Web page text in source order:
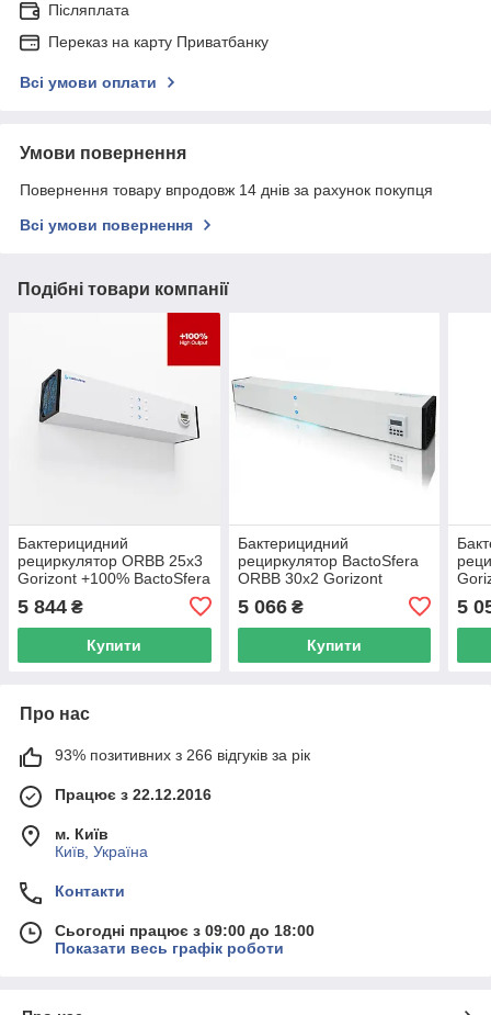
Післяплата
Переказ на карту Приватбанку
Всі умови оплати
Умови повернення
Повернення товару впродовж 14 днів за рахунок покупця
Всі умови повернення
Подібні товари компанії
Бактерицидний
рециркулятор ORBB 25x3
Gorizont +100% BactoSfera
5 844 ₴
Купити
Бактерицидний
рециркулятор BactoSfera
ORBB 30x2 Gorizont
5 066₴
Купити
5
Про нас
93% позитивних з 266 відгуків за рік
Працює з 22.12.2016
м. Київ
Київ, Україна
Контакти
Сьогодні працює з 09:00 до 18:00
Показати весь графік роботи